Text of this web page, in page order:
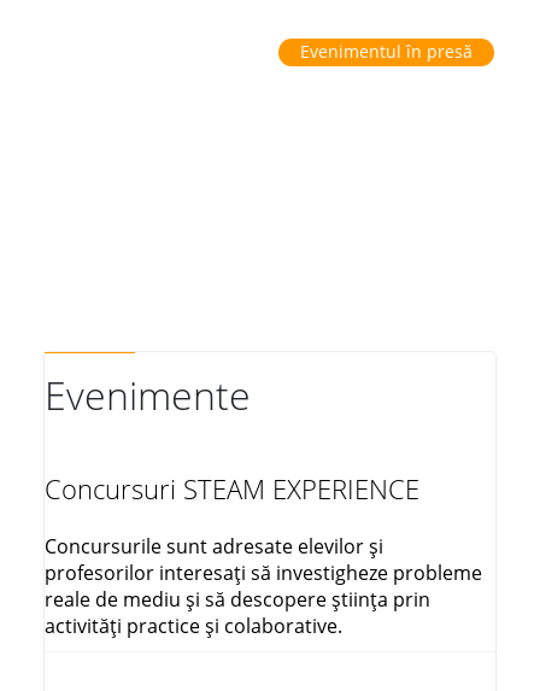
Evenimentul în presă
Evenimente
Concursuri STEAM EXPERIENCE
Concursurile sunt adresate elevilor și
profesorilor interesați să investigheze probleme
reale de mediu și să descopere știința prin
activități practice și colaborative.